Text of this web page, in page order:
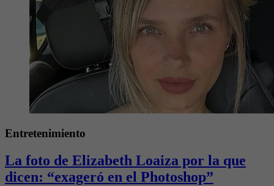
Entretenimiento
La foto de Elizabeth Loaiza por la que
dicen: “exageró en el Photoshop”